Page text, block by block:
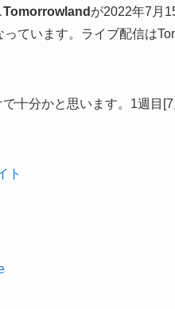
Tomorrowland が2022年7月
ています。ライブ配信は
十分かと思います。1週目
ト